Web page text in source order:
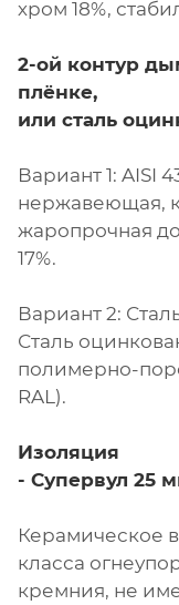
хром 18%,
2-ой контур
плёнке,
или сталь
Вариант 1: AISI
нержавеющая,
жаропрочная
17%.
Вариант 2:
Сталь
полимерно-
RAL).
Изоляция
- Супервул 25
Керамическое
класса
кремния, не